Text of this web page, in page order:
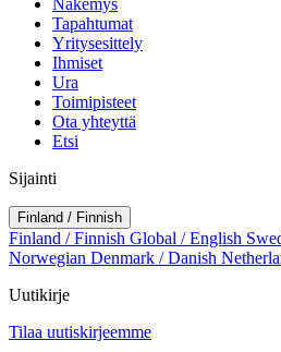
Näkemys
Tapahtumat
Yritysesittely
Ihmiset
Ura
Toimipisteet
Ota yhteyttä
Etsi
Sijainti
Finland / Finnish
Finland / Finnish Global / English
Norwegian Denmark / Danish
Uutikirje
Tilaa uutiskirjeemme